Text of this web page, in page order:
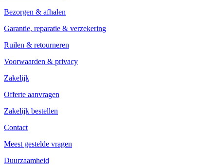
Bezorgen & afhalen
Garantie, reparatie & verzekering
Ruilen & retourneren
Voorwaarden & privacy
Zakelijk
Offerte aanvragen
Zakelijk bestellen
Contact
Meest gestelde vragen
Duurzaamheid